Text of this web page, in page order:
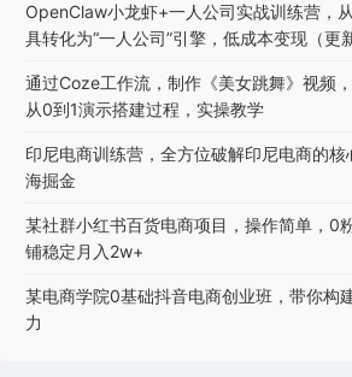
OpenClaw小龙虾+一人公司实战训练营，
具转化为“一人公司”引擎，低成本变现（更新
通过Coze工作流，制作《美女跳舞》视频
从0到1演示搭建过程，实操教学
印尼电商训练营，全方位破解印尼电商的核
海掘金
某社群小红书百货电商项目，操作简单，0
铺稳定月入2w+
某电商学院0基础抖音电商创业班，带你构
力